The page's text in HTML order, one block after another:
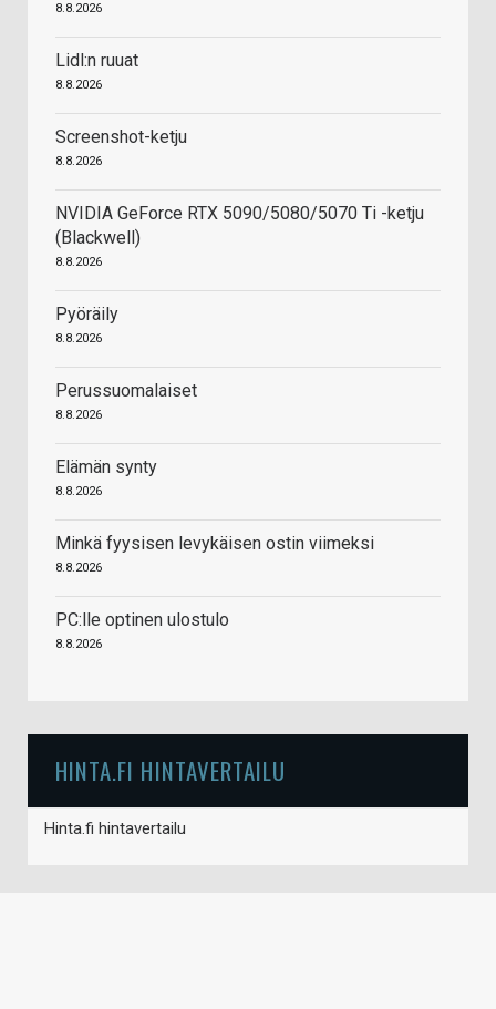
8.8.2026
Lidl:n ruuat
8.8.2026
Screenshot-ketju
8.8.2026
NVIDIA GeForce RTX 5090/5080/5070 Ti -ketju
(Blackwell)
8.8.2026
Pyöräily
8.8.2026
Perussuomalaiset
8.8.2026
Elämän synty
8.8.2026
Minkä fyysisen levykäisen ostin viimeksi
8.8.2026
PC:lle optinen ulostulo
8.8.2026
HINTA.FI HINTAVERTAILU
Hinta.fi hintavertailu